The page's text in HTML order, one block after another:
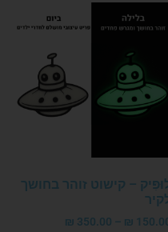
– קישוט זוהר בחושך
₪
–
350.00
₪